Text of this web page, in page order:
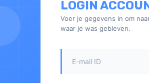
LOGIN
Voer je gegevens in om
waar je was gebleven.